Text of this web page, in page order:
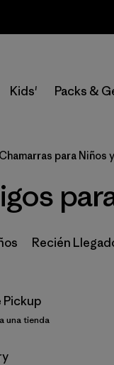
Kids' Packs &
Chamarras para Niños
Recién
Pickup
una tienda